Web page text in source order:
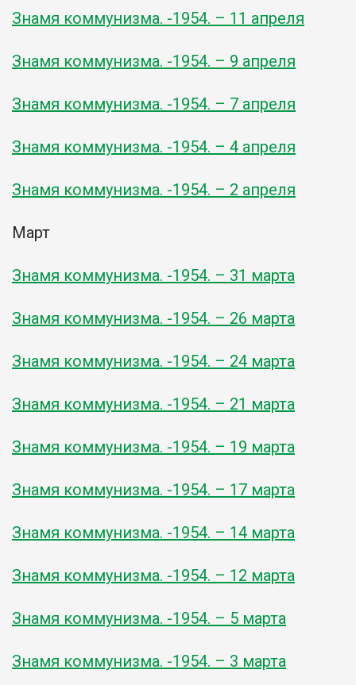
Знамя коммунизма. -1954. – 11 апреля
Знамя коммунизма. -1954. – 9 апреля
Знамя коммунизма. -1954. – 7 апреля
Знамя коммунизма. -1954. – 4 апреля
Знамя коммунизма. -1954. – 2 апреля
Март
Знамя коммунизма. -1954. – 31 марта
Знамя коммунизма. -1954. – 26 марта
Знамя коммунизма. -1954. – 24 марта
Знамя коммунизма. -1954. – 21 марта
Знамя коммунизма. -1954. – 19 марта
Знамя коммунизма. -1954. – 17 марта
Знамя коммунизма. -1954. – 14 марта
Знамя коммунизма. -1954. – 12 марта
Знамя коммунизма. -1954. – 5 марта
Знамя коммунизма. -1954. – 3 марта